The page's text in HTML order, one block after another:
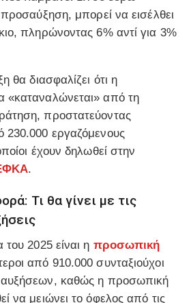
μπορεί να εισέλθει
πληρώνοντας 6% αντί για 3%
θα διασφαλίζει ότι η
«καταναλώνεται» από τη
προστατεύοντας
230.000 εργαζόμενους
έχουν δηλωθεί στην
.
Τι θα γίνει με τις
2025 είναι η προσωπική
από 910.000 συνταξιούχοι
καθώς η προσωπική
να μειώνει το όφελος από τις